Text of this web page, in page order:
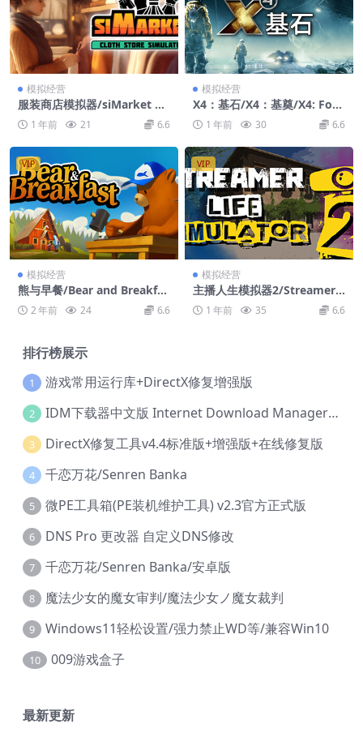
模拟经营
服装商店模拟器/siMarket Cl
oth Store Simulator
1 年前 21 6.6
模拟经营
X4：基石/X4：基奠/X4: Fou
ndations
1 年前 30 6.6
VIP
模拟经营
熊与早餐/Bear and Breakfas
t 2 年前 24 6.6
VIP
模拟经营
主播人生模拟器2/Streamer L
ife Simulator 2
1 年前 35 6.6
排行榜展示
1 游戏常用运行库+DirectX修复增强版
2 IDM下载器中文版 Internet Download Manager v6.42.36 IDM
3 DirectX修复工具v4.4标准版+增强版+在线修复版
4 千恋万花/Senren Banka
5 微PE工具箱(PE装机维护工具) v2.3官方正式版
6 DNS Pro 更改器 自定义DNS修改
7 千恋万花/Senren Banka/安卓版
8 魔法少女的魔女审判/魔法少女ノ魔女裁判
9 Windows11轻松设置/强力禁止WD等/兼容Win10
10 009游戏盒子
最新更新